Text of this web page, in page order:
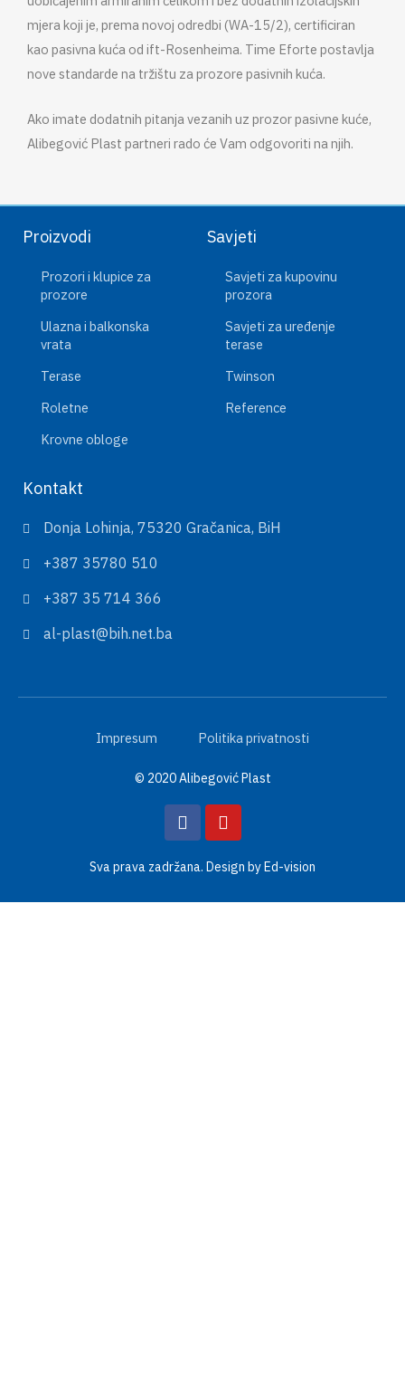
mjera koji je, prema novoj odredbi (WA-15/2), certificiran
kao pasivna kuća od ift-Rosenheima. Time Eforte postavlja
nove standarde na tržištu za prozore pasivnih kuća.
Ako imate dodatnih pitanja vezanih uz prozor pasivne kuće,
Alibegović Plast partneri rado će Vam odgovoriti na njih.
Proizvodi
Prozori i klupice za
prozore
Ulazna i balkonska
vrata
Terase
Roletne
Krovne obloge
Savjeti
Savjeti za kupovinu
prozora
Savjeti za uređenje
terase
Twinson
Reference
Kontakt
Donja Lohinja, 75320 Gračanica, BiH
+387 35780 510
+387 35 714 366
al-plast@bih.net.ba
Impresum Politika privatnosti
© 2020 Alibegović Plast
Sva prava zadržana. Design byEd-vision